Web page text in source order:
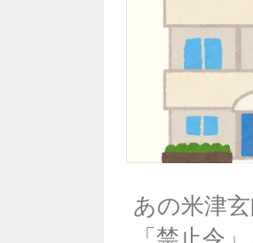
あの米津
「禁止令